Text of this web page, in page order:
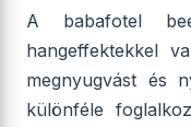
A babafotel
hangeffektekkel
megnyugvást és
különféle